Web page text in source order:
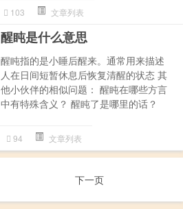
103 文章列表
醒盹是什么意思
醒盹指的是小睡后醒来。通常用来描述
人在日间短暂休息后恢复清醒的状态 其
他小伙伴的相似问题： 醒盹在哪些方言
中有特殊含义？ 醒盹了是哪里的话？
94 文章列表
下一页